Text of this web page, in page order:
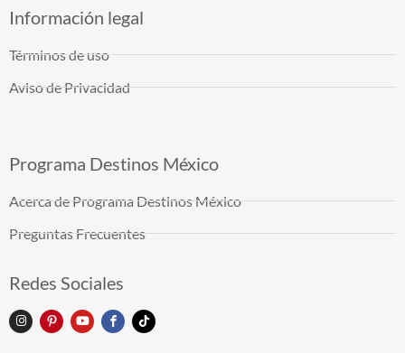
Información legal
Términos de uso
Aviso de Privacidad
Programa Destinos México
Acerca de Programa Destinos México
Preguntas Frecuentes
Redes Sociales